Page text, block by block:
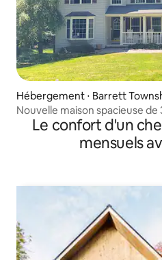
Hébergement ⋅ Barrett
Nouvelle maison spacieuse
forêtLe confort d'un
mensuels